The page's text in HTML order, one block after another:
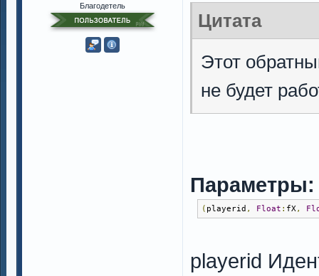
Благодетель
Цитата
Этот
не будет
Параметры:
( playerid , Float : fX ,
playerid